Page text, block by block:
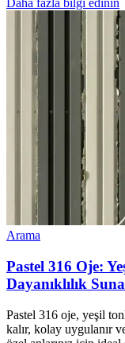
Daha fazla bilgi edinin
Arama
Pastel 316 Oje:
Dayanıklılık
Pastel 316 oje, yeşil
kalır, kolay uygulanır